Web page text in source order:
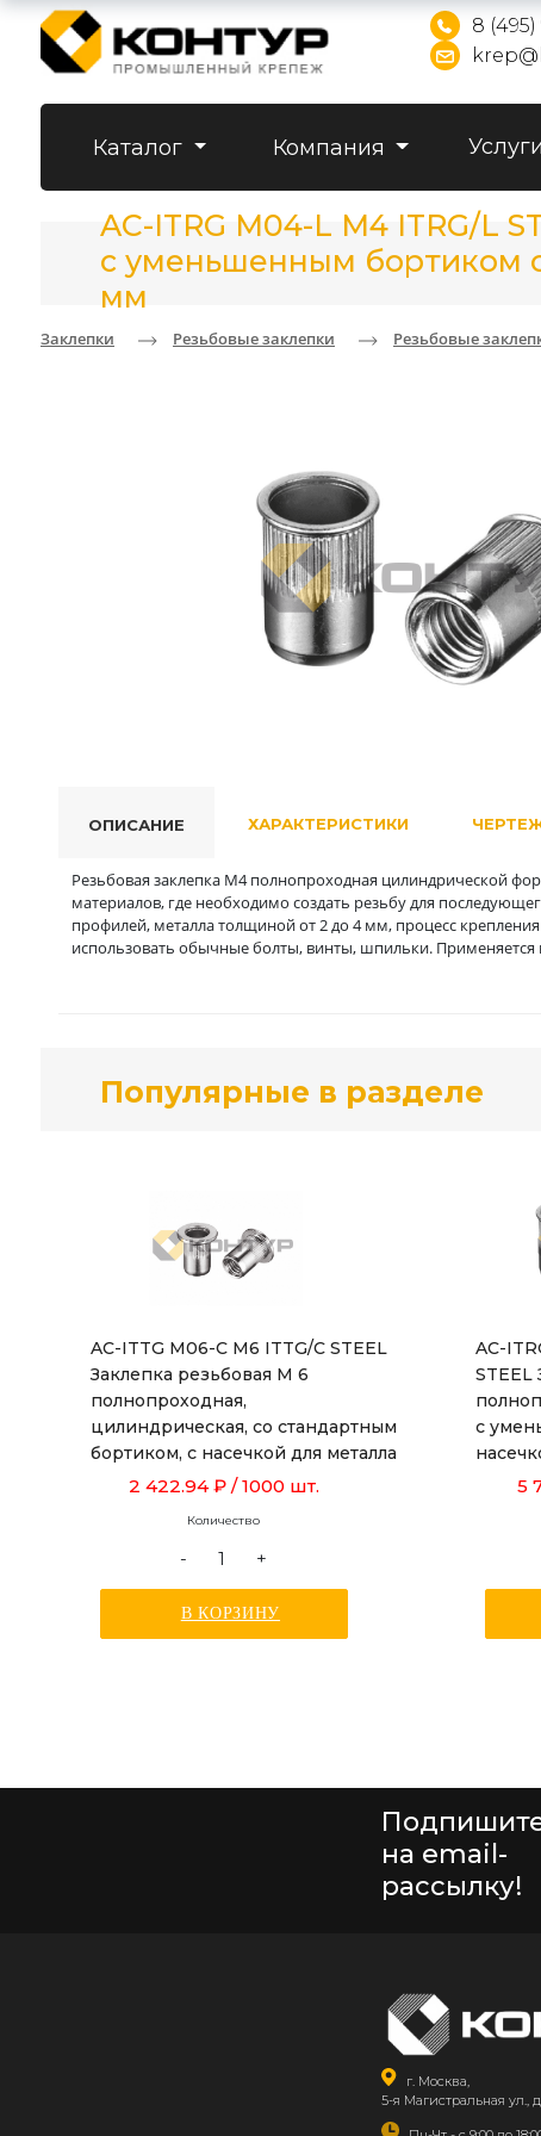
8
Каталог Компания Услуги
AC-ITRG M04-L M4 ITRG/L
с уменьшенным бортиком
мм
Заклепки Резьбовые заклепки Резьбовые
ОПИСАНИЕ
Резьбовая заклепка М4 полнопроходная цилиндрической
материалов, где необходимо создать резьбу для
профилей, металла толщиной от 2 до 4 мм, процесс
использовать обычные болты, винты, шпильки.
ХАРАКТЕРИСТИКИ
Популярные в разделе
AC-ITTG M06-C M6 ITTG/C STEEL
Заклепка резьбовая М 6
полнопроходная,
цилиндрическая, со стандартным
бортиком, с насечкой для металла
толщиной от 0,5 до 3,0 мм, длиной
2 422.94 ₽ / 1000 шт.
Количество
- +
В КОРЗИНУ
AC-
STEEL
с
от 1,0
5
на email-
рассылку!
г. Москва,
5-я Магистральная ул.,